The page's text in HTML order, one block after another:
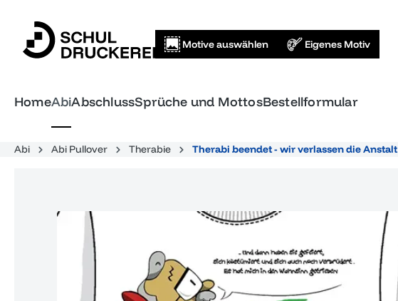
Motive auswählen Eigenes Motiv
HomeAbiAbschlussSprüche und MottosBestellformular
Abi Abi Pullover Therabie Therabi beendet - wir verlassen die Anstalt